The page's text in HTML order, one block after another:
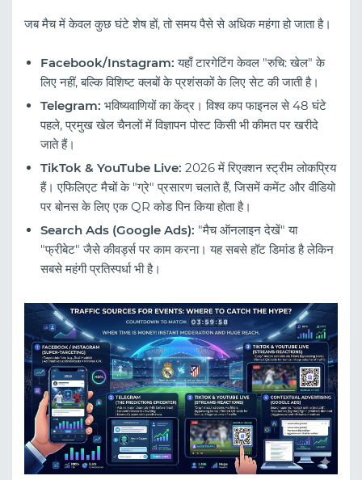
जब मैच में केवल कुछ घंटे शेष हों, तो समय पैसे से अधिक महंगा हो जाता है।
Facebook/Instagram: यहाँ टारगेटिंग केवल "रुचि: खेल" के
लिए नहीं, बल्कि विशिष्ट क्लबों के प्रशंसकों के लिए सेट की जाती है।
Telegram: भविष्यवाणियों का केंद्र। विश्व कप फाइनल से 48 घंटे
पहले, प्रमुख खेल चैनलों में विज्ञापन पोस्ट किसी भी कीमत पर खरीदे
जाते हैं।
TikTok & YouTube Live: 2026 में रिएक्शन स्ट्रीम लोकप्रिय
हैं। एफिलिएट मैचों के "ग्रे" प्रसारण चलाते हैं, जिसमें कमेंट और वीडियो
पर बोनस के लिए एक QR कोड पिन किया होता है।
Search Ads (Google Ads): "मैच ऑनलाइन देखें" या
"फ्रीबेट" जैसे कीवर्ड्स पर काम करना। यह सबसे हॉट डिमांड है लेकिन
सबसे महंगी प्रतिस्पर्धा भी है।